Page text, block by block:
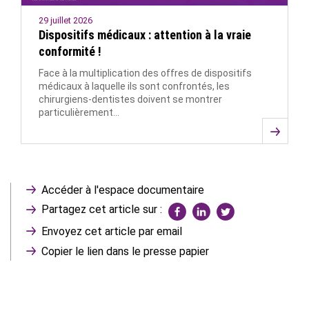
29 juillet 2026
Dispositifs médicaux : attention à la vraie
conformité !
Face à la multiplication des offres de dispositifs
médicaux à laquelle ils sont confrontés, les
chirurgiens-dentistes doivent se montrer
particulièrement…
Accéder à l'espace documentaire
Partagez cet article sur :
Envoyez cet article par email
Copier le lien dans le presse papier